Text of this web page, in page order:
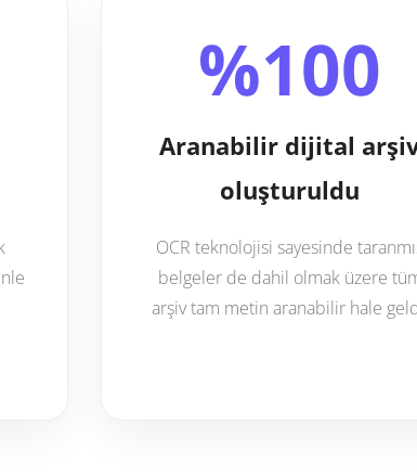
%100
Aranabilir dijital
oluşturuldu
OCR teknolojisi sayesinde
belgeler de dahil olmak üzere
arşiv tam metin aranabilir hale